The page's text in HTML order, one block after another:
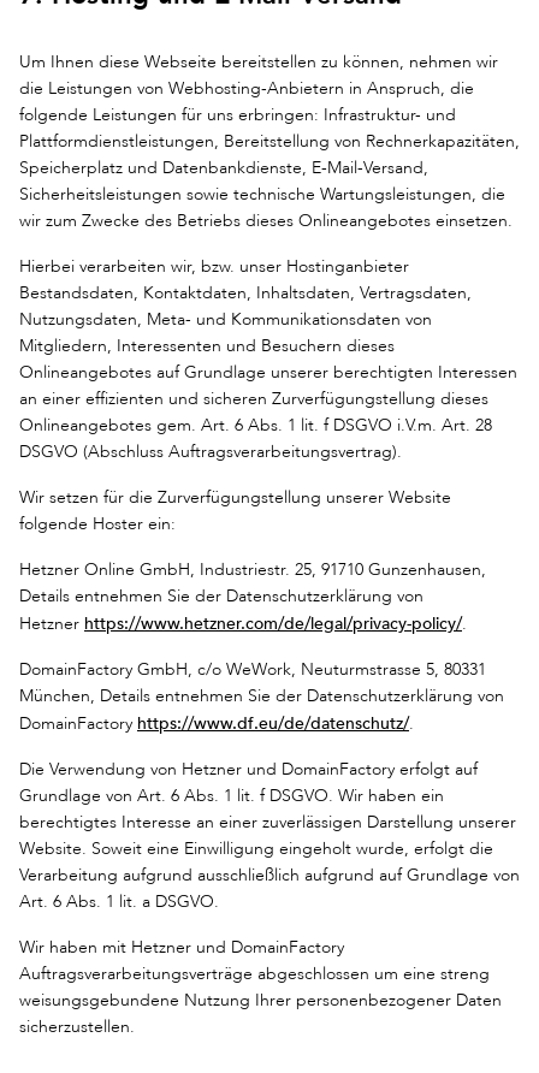
Um Ihnen diese Webseite bereitstellen zu können, nehmen wir
die Leistungen von Webhosting-Anbietern in Anspruch, die
folgende Leistungen für uns erbringen: Infrastruktur- und
Plattformdienstleistungen, Bereitstellung von Rechnerkapazitäten,
Speicherplatz und Datenbankdienste, E-Mail-Versand,
Sicherheitsleistungen sowie technische Wartungsleistungen, die
wir zum Zwecke des Betriebs dieses Onlineangebotes einsetzen.
Hierbei verarbeiten wir, bzw. unser Hostinganbieter
Bestandsdaten, Kontaktdaten, Inhaltsdaten, Vertragsdaten,
Nutzungsdaten, Meta- und Kommunikationsdaten von
Mitgliedern, Interessenten und Besuchern dieses
Onlineangebotes auf Grundlage unserer berechtigten Interessen
an einer effizienten und sicheren Zurverfügungstellung dieses
Onlineangebotes gem. Art. 6 Abs. 1 lit. f DSGVO i.V.m. Art. 28
DSGVO (Abschluss Auftragsverarbeitungsvertrag).
Wir setzen für die Zurverfügungstellung unserer Website
folgende Hoster ein:
Hetzner Online GmbH, Industriestr. 25, 91710 Gunzenhausen,
Details entnehmen Sie der Datenschutzerklärung von
Hetzner https://www.hetzner.com/de/legal/privacy-policy/.
DomainFactory GmbH, c/o WeWork, Neuturmstrasse 5, 80331
München, Details entnehmen Sie der Datenschutzerklärung von
DomainFactory https://www.df.eu/de/datenschutz/.
Die Verwendung von Hetzner und DomainFactory erfolgt auf
Grundlage von Art. 6 Abs. 1 lit. f DSGVO. Wir haben ein
berechtigtes Interesse an einer zuverlässigen Darstellung unserer
Website. Soweit eine Einwilligung eingeholt wurde, erfolgt die
Verarbeitung aufgrund ausschließlich aufgrund auf Grundlage von
Art. 6 Abs. 1 lit. a DSGVO.
Wir haben mit Hetzner und DomainFactory
Auftragsverarbeitungsverträge abgeschlossen um eine streng
weisungsgebundene Nutzung Ihrer personenbezogener Daten
sicherzustellen.